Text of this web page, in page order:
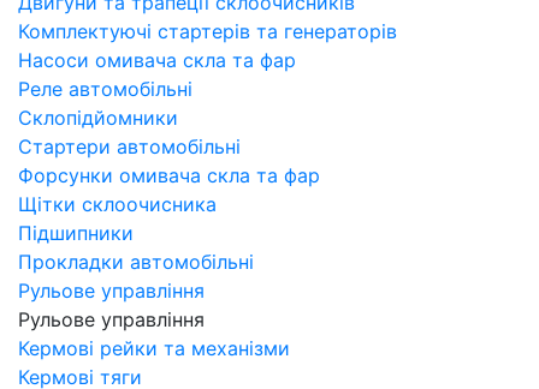
Комплектуючі стартерів та генераторів
Насоси омивача скла та фар
Реле автомобільні
Склопідйомники
Стартери автомобільні
Форсунки омивача скла та фар
Щітки склоочисника
Підшипники
Прокладки автомобільні
Рульове управління
Рульове управління
Кермові рейки та механізми
Кермові тяги